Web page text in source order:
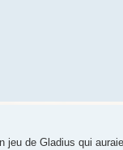
de Gladius qui